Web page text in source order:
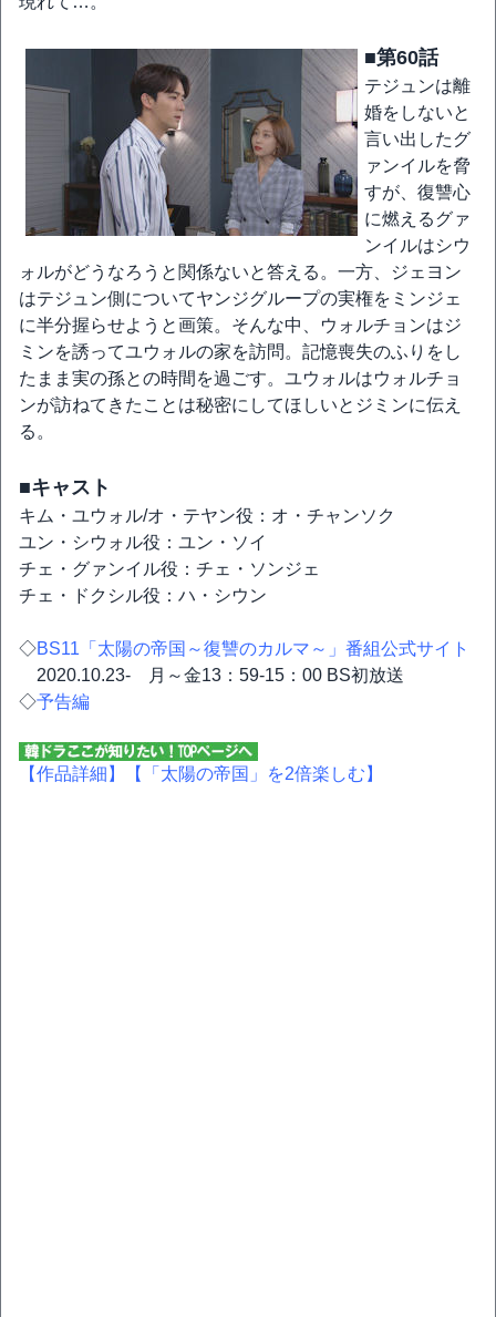
■第60話
テジュンは離
婚をしないと
言い出したグ
ァンイルを脅
すが、復讐心
に燃えるグァ
ンイルはシウ
ォルがどうなろうと関係ないと答える。一方、ジェヨン
はテジュン側についてヤンジグループの実権をミンジェ
に半分握らせようと画策。そんな中、ウォルチョンはジ
ミンを誘ってユウォルの家を訪問。記憶喪失のふりをし
たまま実の孫との時間を過ごす。ユウォルはウォルチョ
ンが訪ねてきたことは秘密にしてほしいとジミンに伝え
る。
■キャスト
キム・ユウォル/オ・テヤン役：オ・チャンソク
ユン・シウォル役：ユン・ソイ
チェ・グァンイル役：チェ・ソンジェ
チェ・ドクシル役：ハ・シウン
◇BS11「太陽の帝国～復讐のカルマ～」番組公式サイト
2020.10.23- 月～金13：59-15：00 BS初放送
◇予告編
【作品詳細】 【「太陽の帝国」を2倍楽しむ】